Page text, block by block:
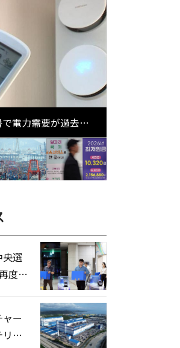
電力需要が過去最
に需給対応体制を点
央選
度家
ー
ー